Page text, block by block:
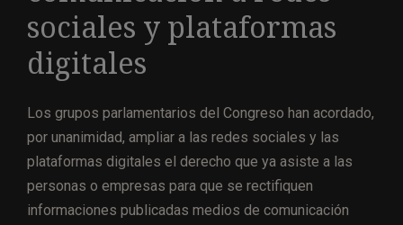
sociales y plataformas
digitales
Los grupos parlamentarios del Congreso han acordado,
por unanimidad, ampliar a las redes sociales y las
plataformas digitales el derecho que ya asiste a las
personas o empresas para que se rectifiquen
informaciones publicadas medios de comunicación